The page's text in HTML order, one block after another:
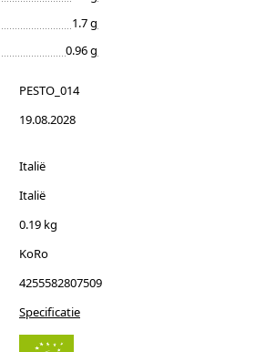
1.7 g
0.96 g
PESTO_014
19.08.2028
Italië
Italië
0.19 kg
KoRo
4255582807509
Specificatie